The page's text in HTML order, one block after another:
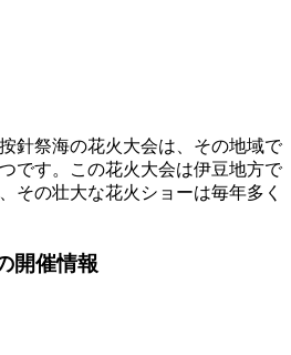
針祭海の花火大会は、その地域で
です。この花火大会は伊豆地方で
その壮大な花火ショーは毎年多く
開催情報